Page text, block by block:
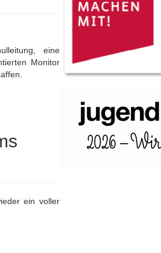
eine
Monitor
ein voller